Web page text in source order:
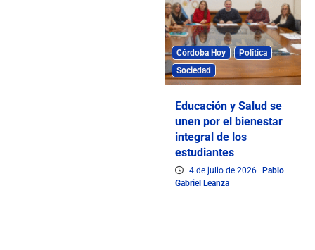
Córdoba Hoy
Política
Sociedad
Educación y Salud se
unen por el bienestar
integral de los
estudiantes
4 de julio de 2026
Pablo
Gabriel Leanza